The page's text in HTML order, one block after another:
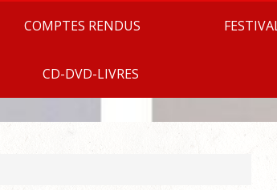
COMPTES RENDUS
CD-DVD-LIVRES